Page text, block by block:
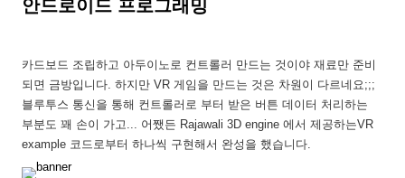
안드로이드 프로그래밍
카드보드 조립하고 아두이노로 컨트롤러 만드는 것이야 재료만 준비
되면 금방입니다. 하지만 VR 게임을 만드는 것은 차원이 다르네요;;;
블루투스 통신을 통해 컨트롤러로 부터 받은 버튼 데이터 처리하는
부분도 꽤 손이 가고... 어쨌든 Rajawali 3D engine 에서 제공하는VR
example 코드로부터 하나씩 구현해서 완성을 했습니다.